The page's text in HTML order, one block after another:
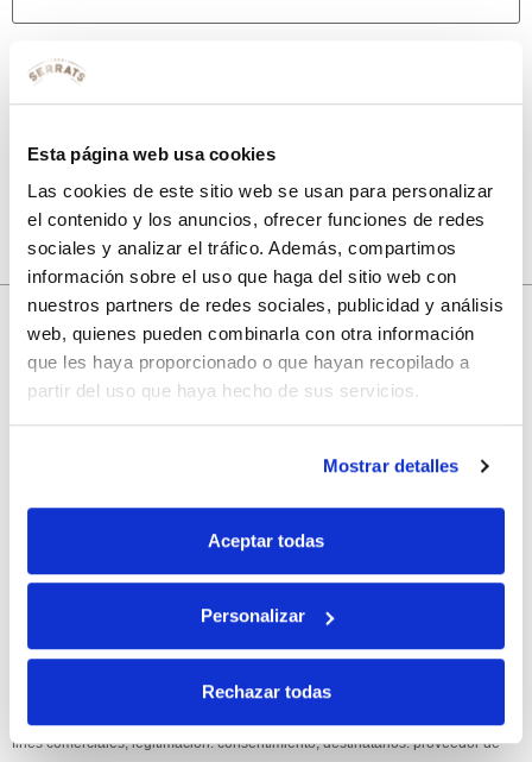
Esta página web usa cookies
Las cookies de este sitio web se usan para personalizar
el contenido y los anuncios, ofrecer funciones de redes
sociales y analizar el tráfico. Además, compartimos
información sobre el uso que haga del sitio web con
nuestros partners de redes sociales, publicidad y análisis
web, quienes pueden combinarla con otra información
que les haya proporcionado o que hayan recopilado a
partir del uso que haya hecho de sus servicios.
Mostrar detalles
Aceptar todas
Personalizar
Rechazar todas
Guarda mi nombre, correo electrónico y web en este
navegador para la próxima vez que comente.
10% de descuento
con tu primera compra.
a nuestra newsletter para recibir nuestrasofertas
Si, he leído y acepto la política de protección de datos.
fines comerciales, legitimación: consentimiento, destinatarios: proveedor de